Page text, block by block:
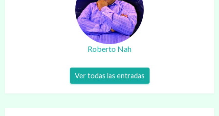
Roberto Nah
Ver todas las entradas